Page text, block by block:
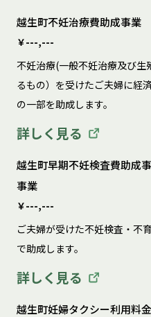
越生町不妊治療費助成事業
￥---,---
不妊治療(一般不妊治療及び
るもの）を受けたご夫婦に経
の一部を助成します。
詳しく見る
越生町早期不妊検査費助成
事業
￥---,---
ご夫婦が受けた不妊検査・不
で助成します。
詳しく見る
越生町妊婦タクシー利用料